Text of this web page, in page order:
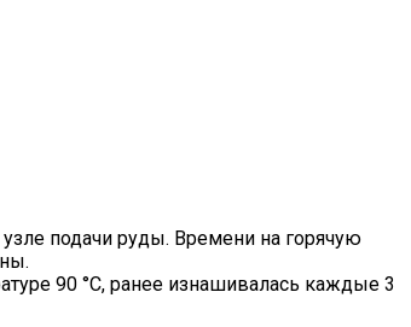
подачи руды. Времени на горячую
90 °C, ранее изнашивалась каждые 3